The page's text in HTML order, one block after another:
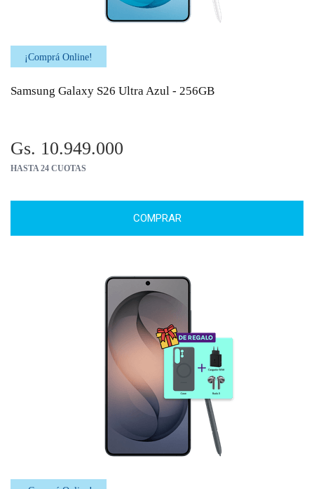
¡Comprá Online!
Samsung Galaxy S26 Ultra Azul - 256GB
Gs. 10.949.000
HASTA 24 CUOTAS
COMPRAR